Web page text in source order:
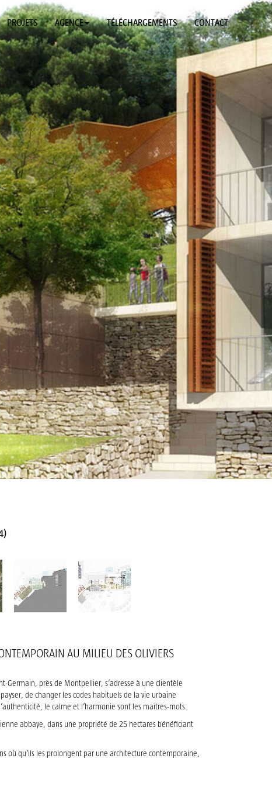
PROJETS AGENCE TÉLÉCHARGEMENTS CONTACT
AU MILIEU DES OLIVIERS
Germain, près de Montpellier, s’adresse à une clientèle
de changer les codes habituels de la vie urbaine
le calme et l’harmonie sont les maîtres-mots.
abbaye, dans une propriété de 25 hectares bénéficiant
où qu’ils les prolongent par une architecture contemporaine,